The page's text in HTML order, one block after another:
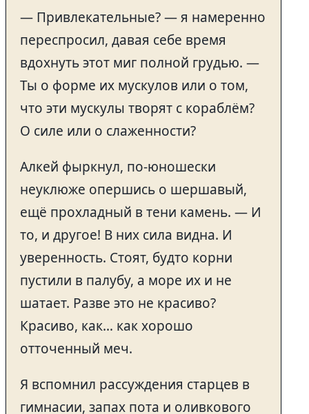
— Привлекательные? — я намеренно
переспросил, давая себе время
вдохнуть этот миг полной грудью. —
Ты о форме их мускулов или о том,
что эти мускулы творят с кораблём?
О силе или о слаженности?
Алкей фыркнул, по-юношески
неуклюже опершись о шершавый,
ещё прохладный в тени камень. — И
то, и другое! В них сила видна. И
уверенность. Стоят, будто корни
пустили в палубу, а море их и не
шатает. Разве это не красиво?
Красиво, как… как хорошо
отточенный меч.
Я вспомнил рассуждения старцев в
гимнасии, запах пота и оливкового